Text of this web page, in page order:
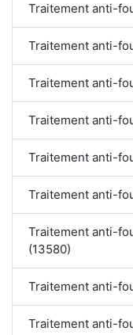
Traitement anti-
Traitement anti-
Traitement anti-
Traitement anti-
Traitement anti-
Traitement anti-
Traitement anti-
(13580)
Traitement anti-
Traitement anti-